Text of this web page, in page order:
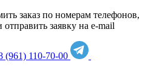
заказ по номерам телефонов,
заявку на e-mail
(961) 110-70-00